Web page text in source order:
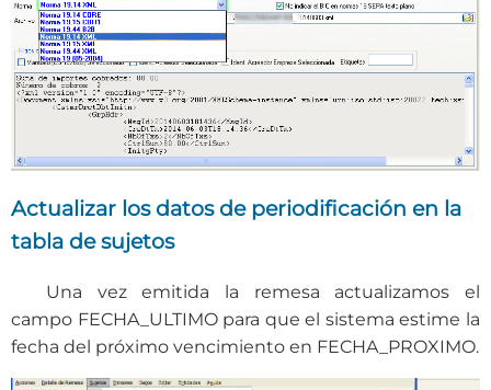
Actualizar los datos de periodificación en la
tabla de sujetos
Una vez emitida la remesa actualizamos el
campo FECHA_ULTIMO para que el sistema estime la
fecha del próximo vencimiento en FECHA_PROXIMO.